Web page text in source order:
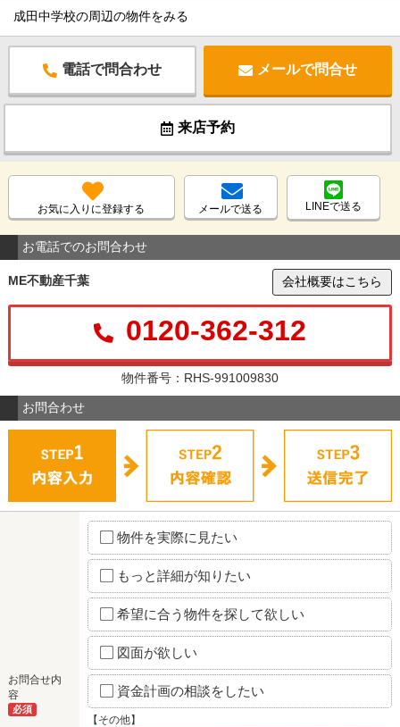
成田中学校の周辺の物件をみる
電話で問合わせ メールで問合せ
来店予約
お気に入りに登録する メールで送る LINEで送る
お電話でのお問合わせ
ME不動産千葉 会社概要はこちら
0120-362-312
物件番号：RHS-991009830
お問合わせ
お問合せ内
容
必須
物件を実際に見たい
もっと詳細が知りたい
希望に合う物件を探して欲しい
図面が欲しい
資金計画の相談をしたい
【その他】